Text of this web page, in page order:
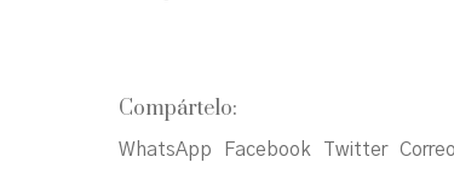
Compártelo:
WhatsApp Facebook Twitter